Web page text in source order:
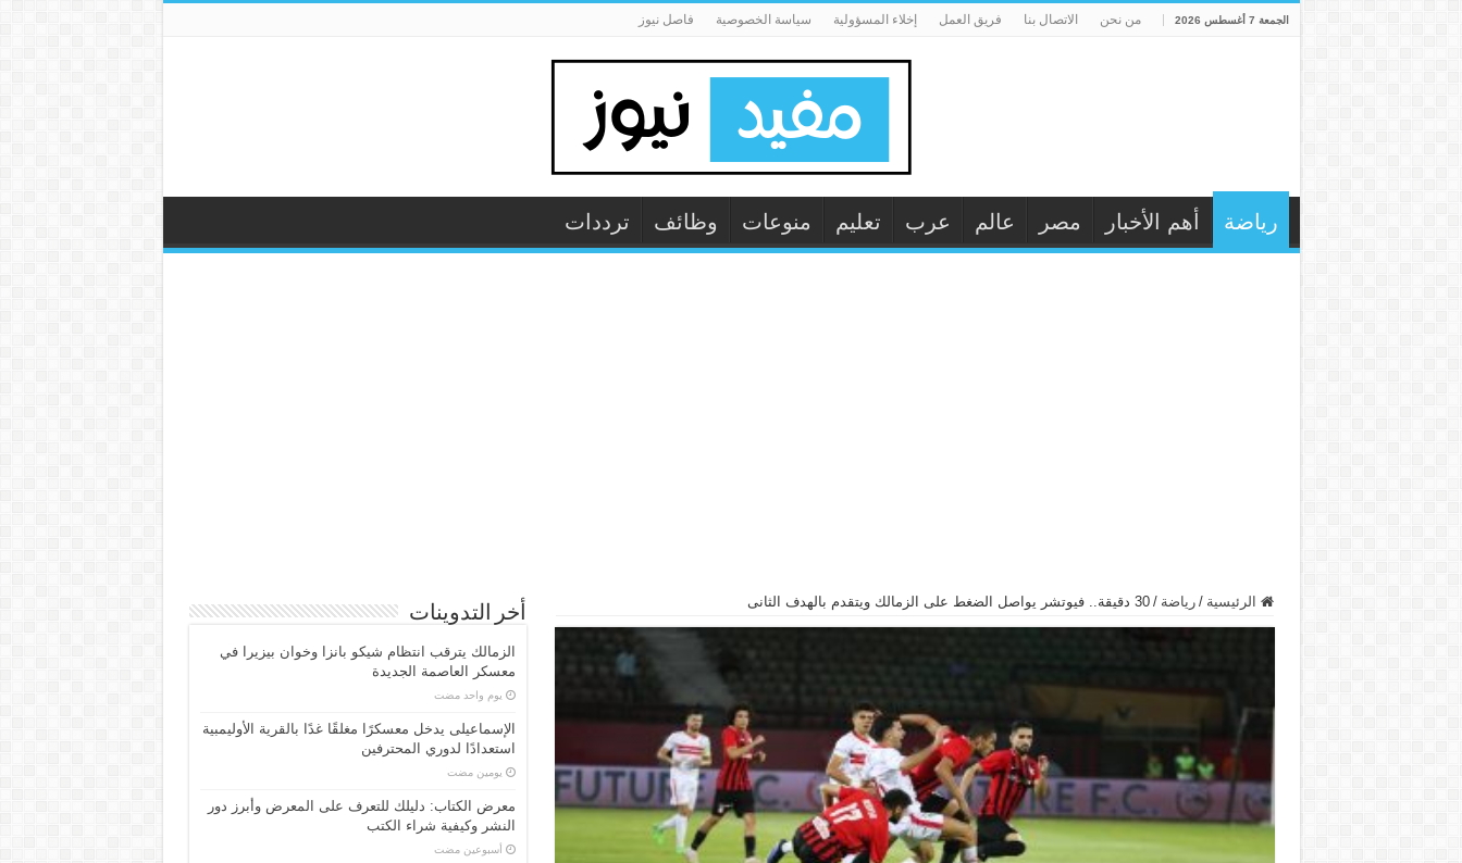
الجمعة 7 أغسطس 2026 من نحن الاتصال بنا فريق العمل إخلاء المسؤولية سياسة الخصوصية فاصل نيوز
رياضة أهم الأخبار مصر عالم عرب تعليم منوعات وظائف ترددات
الرئيسية / رياضة / 30 دقيقة.. فيوتشر يواصل الضغط على الزمالك ويتقدم بالهدف الثانى
أخر التدوينات
الزمالك يترقب انتظام شيكو بانزا وخوان بيزيرا في
معسكر العاصمة الجديدة
‏يوم واحد مضت
الإسماعیلی یدخل معسكرًا مغلقًا غدًا بالقرية الأوليمبية
استعدادًا لدوري المحترفين
‏يومين مضت
معرض الكتاب: دليلك للتعرف على المعرض وأبرز دور
النشر وكيفية شراء الكتب
‏أسبوعين مضت